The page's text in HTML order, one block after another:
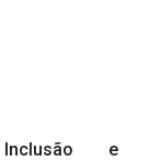
Inclusão e